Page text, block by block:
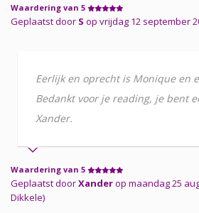
Waardering van 5
Geplaatst door S op vrijdag 12 september
Eerlijk en oprecht is Monique en
Bedankt voor je reading, je bent
Xander.
Waardering van 5
Geplaatst doorXanderop maandag 25
Dikkele)